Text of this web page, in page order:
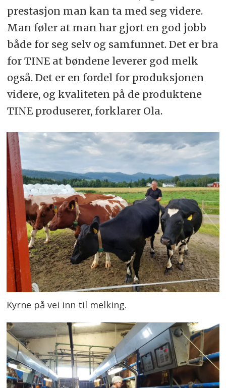
prestasjon man kan ta med seg videre.
Man føler at man har gjort en god jobb
både for seg selv og samfunnet. Det er bra
for TINE at bøndene leverer god melk
også. Det er en fordel for produksjonen
videre, og kvaliteten på de produktene
TINE produserer, forklarer Ola.
Kyrne på vei inn til melking.